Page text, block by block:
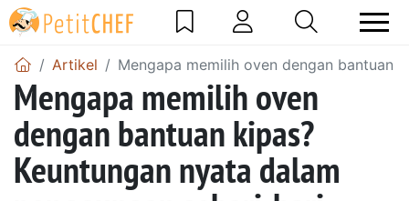
Artikel Mengapa memilih oven dengan bantuan
Mengapa memilih oven
dengan bantuan kipas?
Keuntungan nyata dalam